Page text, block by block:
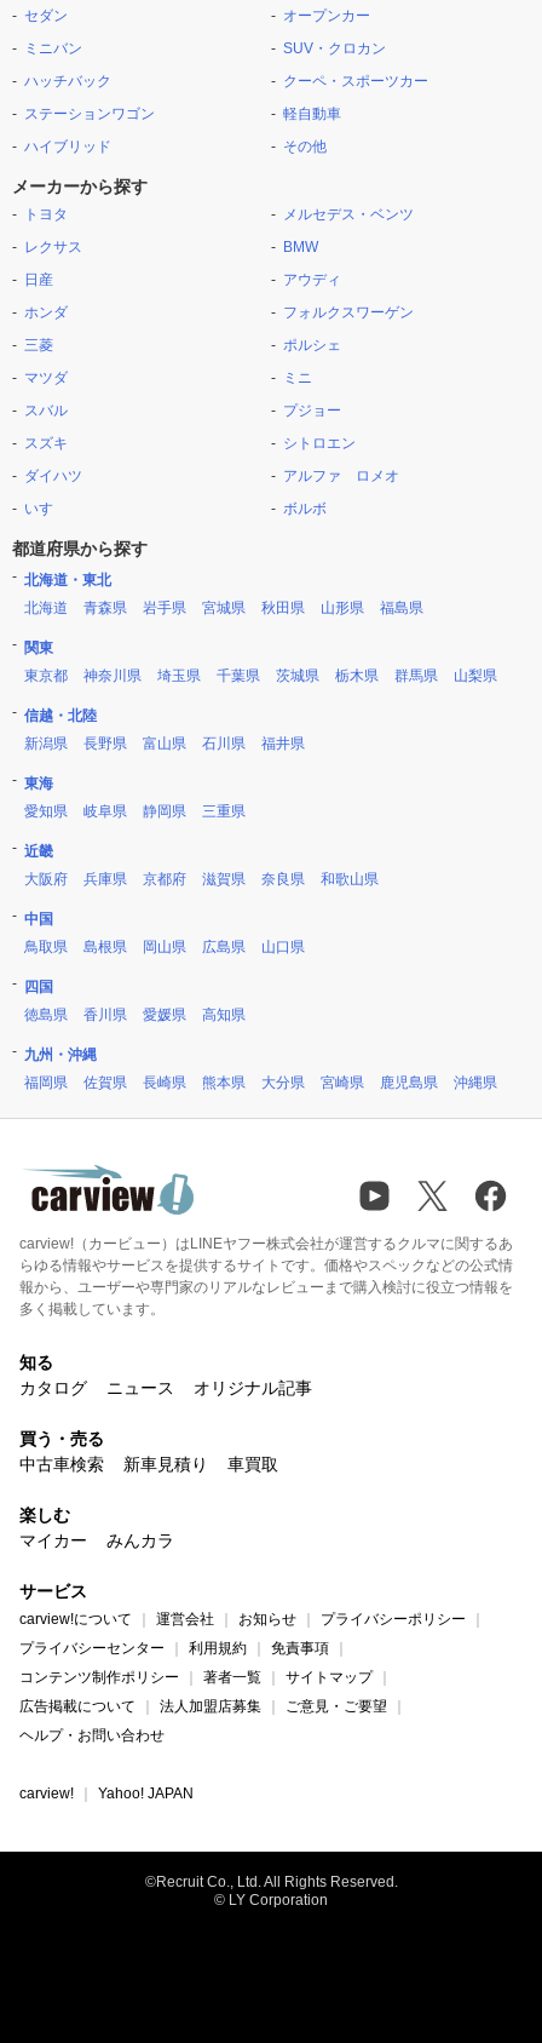
セダン
ミニバン
ハッチバック
ステーションワゴン
ハイブリッド
オープンカー
SUV・クロカン
クーペ・スポーツカー
軽自動車
その他
メーカーから探す
トヨタ
レクサス
日産
ホンダ
三菱
マツダ
スバル
スズキ
ダイハツ
いすゞ
メルセデス・ベンツ
BMW
アウディ
フォルクスワーゲン
ポルシェ
ミニ
プジョー
シトロエン
アルファ ロメオ
ボルボ
都道府県から探す
北海道・東北
北海道
青森県 岩手県 宮城県 秋田県 山形県 福島県
関東
東京都
神奈川県 埼玉県 千葉県 茨城県 栃木県 群馬県 山梨県
信越・北陸
新潟県
長野県 富山県 石川県 福井県
東海
愛知県
岐阜県 静岡県 三重県
近畿
大阪府
兵庫県 京都府 滋賀県 奈良県 和歌山県
中国
鳥取県
島根県 岡山県 広島県 山口県
四国
徳島県
香川県 愛媛県 高知県
九州・沖縄
福岡県
佐賀県 長崎県 熊本県 大分県 宮崎県 鹿児島県 沖縄県
carview!（カービュー）はLINEヤフー株式会社が運営するクルマに関するあ
らゆる情報やサービスを提供するサイトです。価格やスペックなどの公式情
報から、ユーザーや専門家のリアルなレビューまで購入検討に役立つ情報を
多く掲載しています。
知る
カタログ
ニュース オリジナル記事
買う・売る
中古車検索
新車見積り 車買取
楽しむ
マイカー
みんカラ
サービス
carview!について 運営会社 お知らせ
プライバシーポリシー
プライバシーセンター
利用規約
免責事項
コンテンツ制作ポリシー
著者一覧
サイトマップ
広告掲載について
法人加盟店募集
ご意見・ご要望
ヘルプ・お問い合わせ
carview! Yahoo! JAPAN
©Recruit Co., Ltd. All Rights Reserved.
© LY Corporation